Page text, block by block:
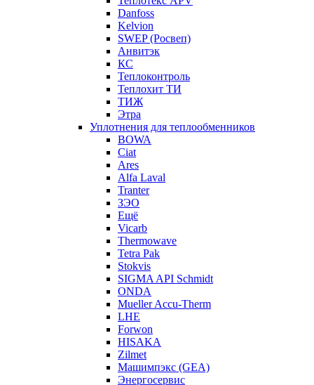
Danfoss
Kelvion
SWEP (Росвеп)
Анвитэк
КС
Теплоконтроль
Теплохит ТИ
ТИЖ
Этра
Уплотнения для теплообменников
BOWA
Ciat
Ares
Alfa Laval
Tranter
ЗЭО
Ещё
Vicarb
Thermowave
Tetra Pak
Stokvis
SIGMA API Schmidt
ONDA
Mueller Accu-Therm
LHE
Forwon
HISAKA
Zilmet
Машимпэкс (GEA)
Энергосервис